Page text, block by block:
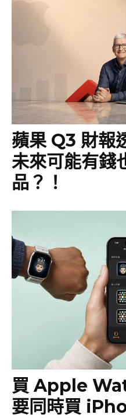
蘋果 Q3 財報
未來可能有錢
品？！
買 Apple
要同時買